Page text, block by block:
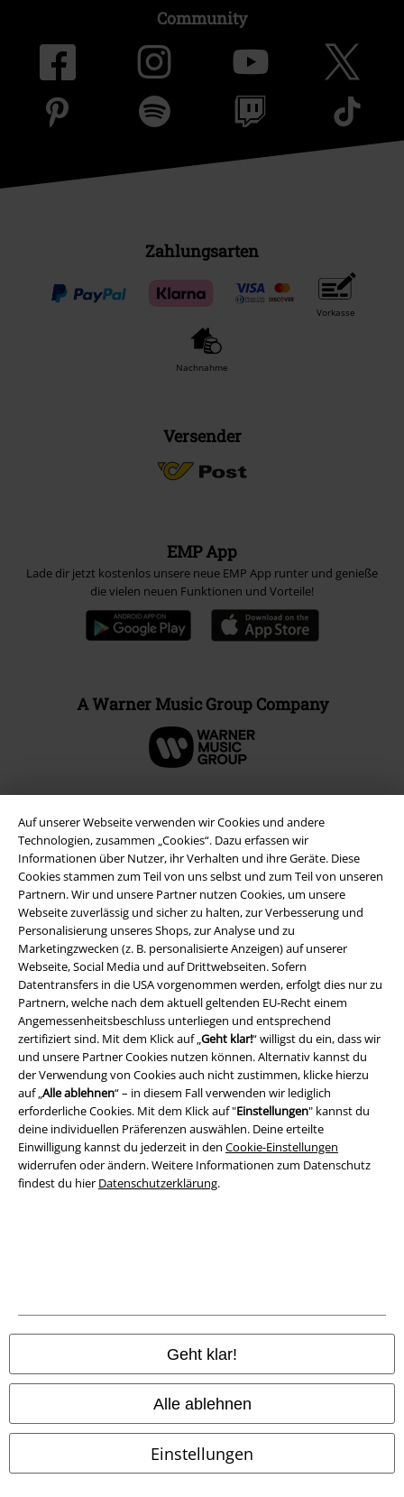
Auf unserer Webseite verwenden wir Cookies und andere
Technologien, zusammen „Cookies“. Dazu erfassen wir
Informationen über Nutzer, ihr Verhalten und ihre Geräte. Diese
Cookies stammen zum Teil von uns selbst und zum Teil von unseren
Partnern. Wir und unsere Partner nutzen Cookies, um unsere
Webseite zuverlässig und sicher zu halten, zur Verbesserung und
Personalisierung unseres Shops, zur Analyse und zu
Marketingzwecken (z. B. personalisierte Anzeigen) auf unserer
Webseite, Social Media und auf Drittwebseiten. Sofern
Datentransfers in die USA vorgenommen werden, erfolgt dies nur zu
Partnern, welche nach dem aktuell geltenden EU-Recht einem
Angemessenheitsbeschluss unterliegen und entsprechend
zertifiziert sind. Mit dem Klick auf „Geht klar!“ willigst du ein, dass wir
und unsere Partner Cookies nutzen können. Alternativ kannst du
der Verwendung von Cookies auch nicht zustimmen, klicke hierzu
auf „Alle ablehnen“ – in diesem Fall verwenden wir lediglich
erforderliche Cookies. Mit dem Klick auf "Einstellungen" kannst du
deine individuellen Präferenzen auswählen. Deine erteilte
Einwilligung kannst du jederzeit in den Cookie-Einstellungen
widerrufen oder ändern. Weitere Informationen zum Datenschutz
findest du hier Datenschutzerklärung.
Geht klar!
Alle ablehnen
Einstellungen
Community
Zahlungsarten
Vorkasse
Nachnahme
Versender
EMP App
Lade dir jetzt kostenlos unsere neue EMP App runter und genieße
die vielen neuen Funktionen und Vorteile!
A Warner Music Group Company
Rechtliches
AGB
Impressum
Datenschutz
Entsorgung und Umweltschutz
Konformitätserklärung
© 1986-2026 E.M.P. Merchandising HGmbH
EMP Online Shops